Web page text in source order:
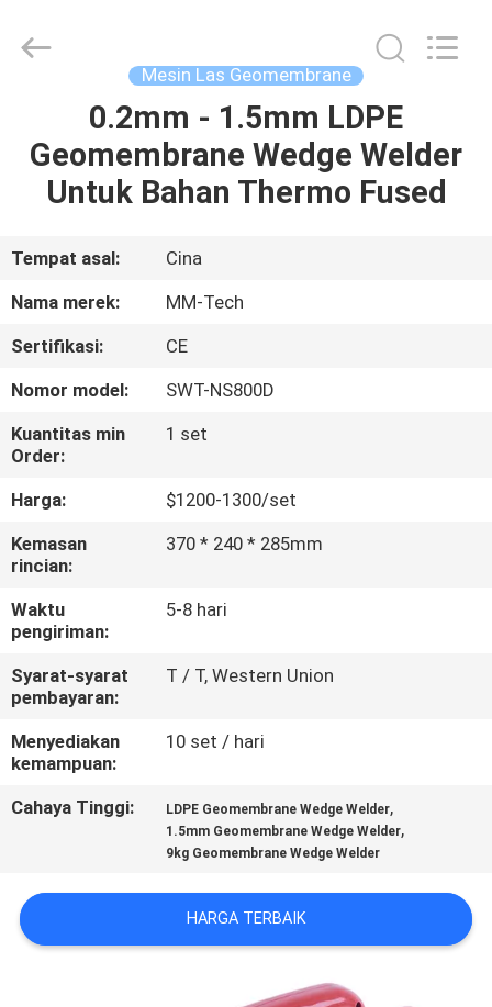
RUMAH
PRODUK
TENTANG
KAMI
TUR
PABRIK
KONTROL
KUALITAS
HUBUNGI
KAMI
BLOG
PERMINTAAN
PENAWARAN
PRIVACY
Mingmai
Technology
Mesin Las Geomembrane
0.2mm - 1.5mm LDPE
Geomembrane Wedge Welder
Untuk Bahan Thermo Fused
Tempat asal:
Cina
Nama merek:
MM-Tech
Sertifikasi:
CE
Nomor model:
SWT-NS800D
Kuantitas min
Order:
1 set
Harga:
$1200-1300/set
Kemasan
rincian:
370 * 240 * 285mm
Waktu
pengiriman:
5-8 hari
Syarat-syarat
pembayaran:
T / T, Western Union
Menyediakan
kemampuan:
10 set / hari
Cahaya Tinggi: LDPE Geomembrane Wedge Welder,
1.5mm Geomembrane Wedge Welder,
9kg Geomembrane Wedge Welder
HARGA TERBAIK